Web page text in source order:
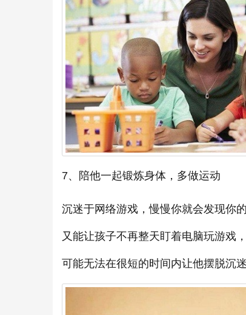
7、陪他一起锻炼身体，多做运动
沉迷于网络游戏，慢慢你就会发现你
又能让孩子不再整天盯着电脑玩游戏
可能无法在很短的时间内让他摆脱沉